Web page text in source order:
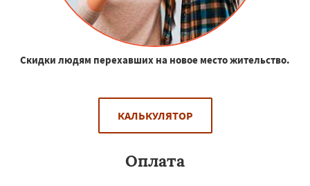
Скидки людям перехавших на новое место жительство.
КАЛЬКУЛЯТОР
Оплата